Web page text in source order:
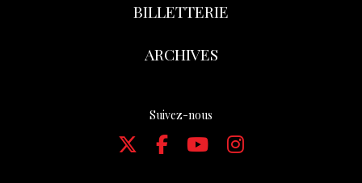
BILLETTERIE
ARCHIVES
Suivez-nous